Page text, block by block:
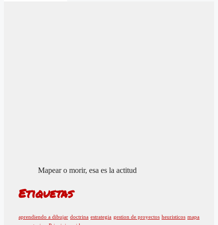
Mapear o morir, esa es la actitud
Etiquetas
aprendiendo a dibujar doctrina estrategia gestion de proyectos heuristicos mapa